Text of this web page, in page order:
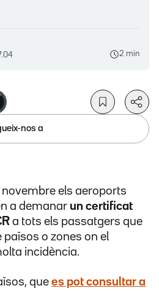
2 min
nos a
els aeroports
a demanar un certificat
a tots els passatgers que
o zones on el
incidència.
que es pot consultar a